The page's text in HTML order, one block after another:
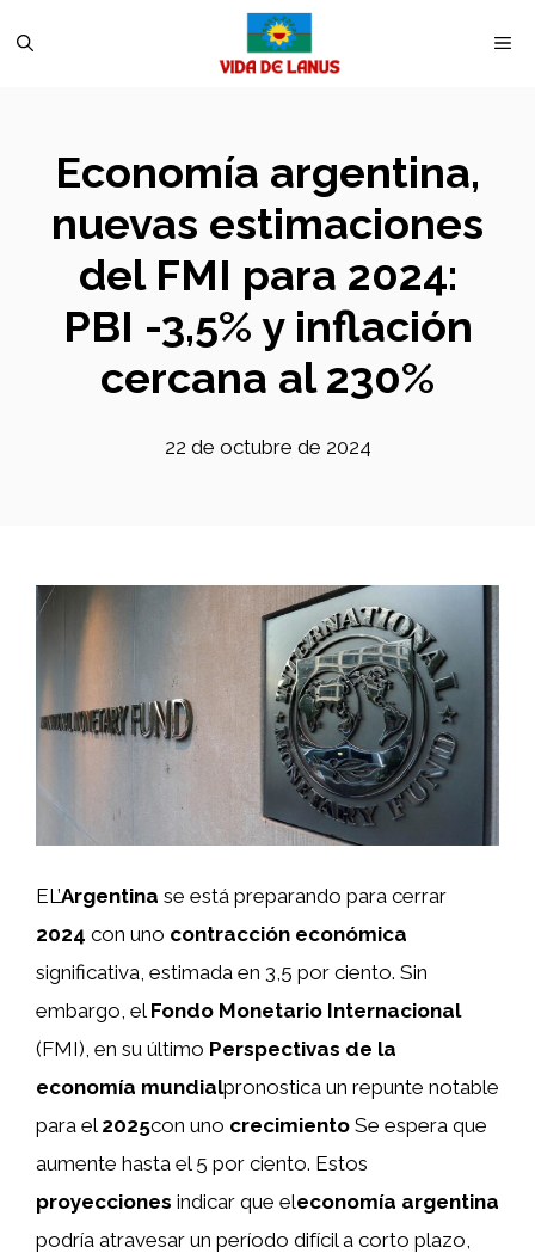
Economía argentina,
nuevas estimaciones
del FMI para 2024:
PBI -3,5% y inflación
cercana al 230%
22 de octubre de 2024
EL’Argentina se está preparando para cerrar
2024 con uno contracción económica
significativa, estimada en 3,5 por ciento. Sin
embargo, el Fondo Monetario Internacional
(FMI), en su último Perspectivas de la
economía mundialpronostica un repunte notable
para el 2025con uno crecimiento Se espera que
aumente hasta el 5 por ciento. Estos
proyecciones indicar que eleconomía argentina
podría atravesar un período difícil a corto plazo,